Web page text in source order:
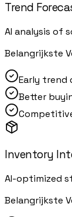
Trend
AI analysis of
Belangrijkste
Early
Better
Inventory
AI-optimized
Belangrijkste